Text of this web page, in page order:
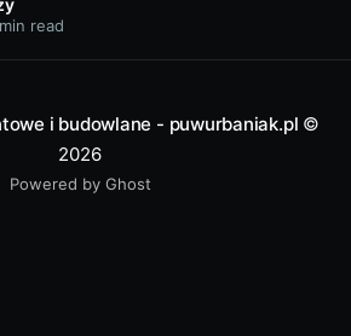
tarasie i balkonie nie odcinają widoku,
read
i budowlane - puwurbaniak.pl ©
2026
Powered by Ghost